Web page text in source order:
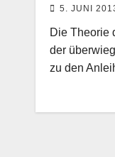
5. JUNI
Die Theorie
der
zu den